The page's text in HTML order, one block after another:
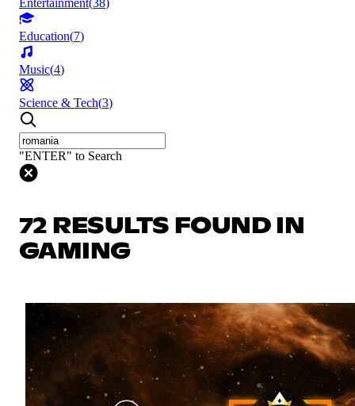
Entertainment(38)
Education(7)
Music(4)
Science & Tech(3)
"ENTER" to Search
72 RESULTS FOUND IN
GAMING